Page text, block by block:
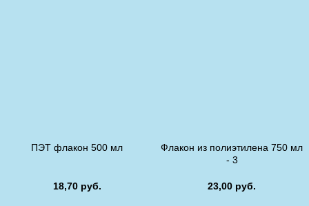
ПЭТ флакон 500 мл
18,70 руб.
Флакон из полиэтилена 750 мл
- 3
23,00 руб.